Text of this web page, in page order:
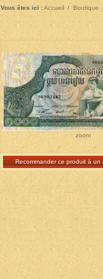
Vous êtes ici :Accueil / Boutique
zoom
Recommander ce produit à un